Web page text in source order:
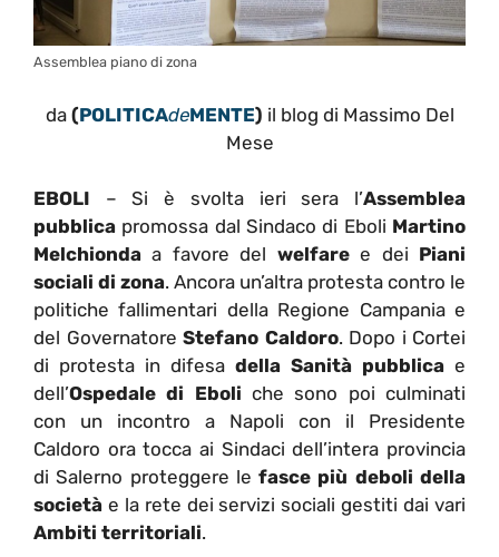
Assemblea piano di zona
da (POLITICAdeMENTE) il blog di Massimo Del
Mese
EBOLI – Si è svolta ieri sera l’Assemblea
pubblica promossa dal Sindaco di Eboli Martino
Melchionda a favore del welfaree dei Piani
sociali di zona. Ancora un’altra protesta contro le
politiche fallimentari della Regione Campania e
del Governatore Stefano Caldoro. Dopo i Cortei
di protesta in difesa della Sanità pubblica e
dell’Ospedale di Eboli che sono poi culminati
con un incontro a Napoli con il Presidente
Caldoro ora tocca ai Sindaci dell’intera provincia
di Salerno proteggere le fasce più deboli della
società e la rete dei servizi sociali gestiti dai vari
Ambiti territoriali.